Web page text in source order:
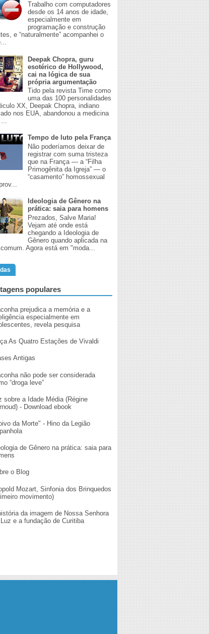
Trabalho com computadores
desde os 14 anos de idade,
especialmente em
programação e construção
e “naturalmente” acompanhei o
Deepak Chopra, guru
esotérico de Hollywood,
cai na lógica de sua
própria argumentação
Tido pela revista Time como
uma das 100 personalidades
XX, Deepak Chopra, indiano
nos EUA, abandonou a medicina
...
Tempo de luto pela França
Não poderíamos deixar de
registrar com suma tristeza
que na França — a “Filha
Primogênita da Igreja” — o
“casamento” homossexual
Ideologia de Gênero na
prática: saia para homens
​Prezados, Salve Maria!
Vejam até onde está
chegando a Ideologia de
Gênero quando aplicada na
Agora está em "moda...
populares
prejudica a memória e a
especialmente em
revela pesquisa
As Quatro Estações de Vivaldi
Antigas
não pode ser considerada
“droga leve”
sobre a Idade Média (Régine
- Download ebook
da Morte" - Hino da Legião
de Gênero na prática: saia para
o Blog
Mozart, Sinfonia dos Brinquedos
movimento)
da imagem de Nossa Senhora
e a fundação de Curitiba